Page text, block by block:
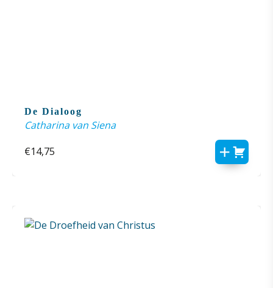
De Dialoog
Catharina van Siena
€14,75